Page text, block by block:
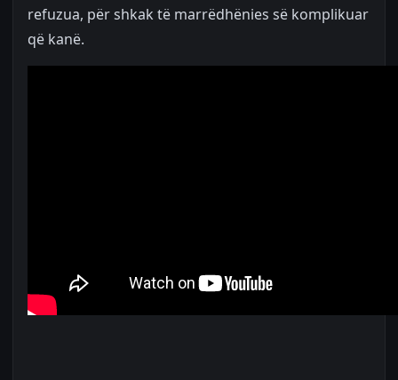
refuzua, për shkak të marrëdhënies së komplikuar
që kanë.